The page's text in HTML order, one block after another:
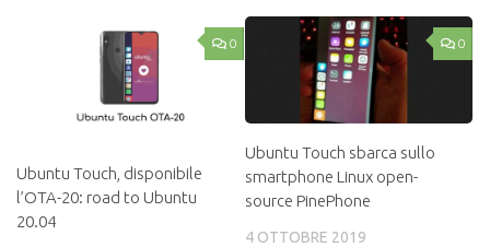
0
Ubuntu Touch, disponibile
l’OTA-20: road to Ubuntu
20.04
0
Ubuntu Touch sbarca sullo
smartphone Linux open-
source PinePhone
4 OTTOBRE 2019